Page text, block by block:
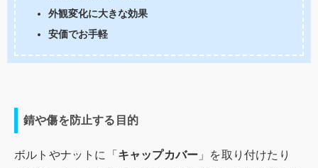
外観変化に大きな効果
安価でお手軽
錆や傷を防止する目的
ボルトやナットに「 キャップカバー 」を取り付けたり